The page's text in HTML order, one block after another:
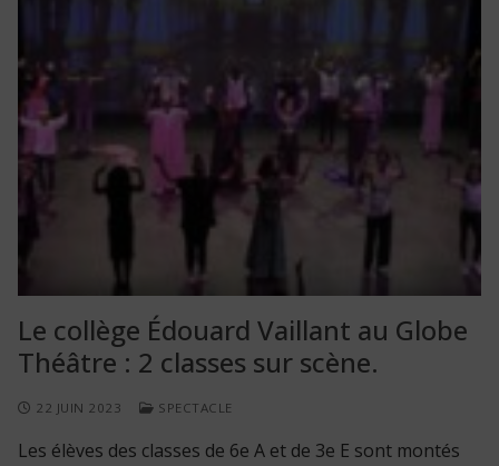
Le collège Édouard Vaillant au Globe
Théâtre : 2 classes sur scène.
22 JUIN 2023 SPECTACLE
Les élèves des classes de 6e A et de 3e E sont montés